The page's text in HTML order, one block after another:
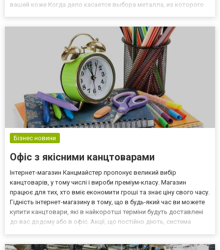
вашей коже Когда дело касается выбора металла, из которого
Бізнес новини
Офіс з якісними канцтоварами
Інтернет-магазин Канцмайстер пропонує великий вибір
канцтоварів, у тому числі і вироби преміум-класу. Магазин
працює для тих, хто вміє економити гроші та знає ціну свого часу.
Гідність інтернет-магазину в тому, що в будь-який час ви можете
купити канцтовари, які в найкоротші терміни будуть доставлені
до вас додому або в офіс. Акції, що постійно діють, система